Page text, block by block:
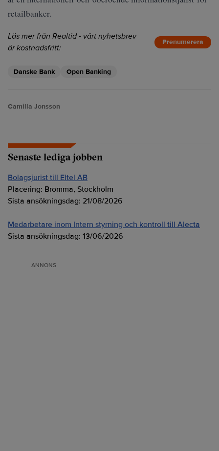
retailbanker.
Läs mer från Realtid - vårt nyhetsbrev
är kostnadsfritt:
Prenumerera
Danske Bank Open Banking
Camilla Jonsson
Senaste lediga jobben
Bolagsjurist till Eltel AB
Placering: Bromma, Stockholm
Sista ansökningsdag: 21/08/2026
Medarbetare inom Intern styrning och kontroll till Alecta
Sista ansökningsdag: 13/06/2026
ANNONS